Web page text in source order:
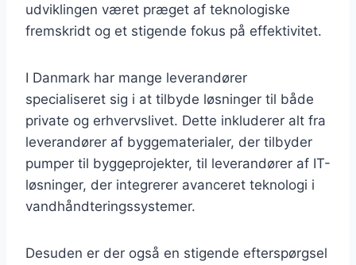
udviklingen været præget af teknologiske
fremskridt og et stigende fokus på effektivitet.
I Danmark har mange leverandører
specialiseret sig i at tilbyde løsninger til både
private og erhvervslivet. Dette inkluderer alt fra
leverandører af byggematerialer, der tilbyder
pumper til byggeprojekter, til leverandører af IT-
løsninger, der integrerer avanceret teknologi i
vandhåndteringssystemer.
Desuden er der også en stigende efterspørgsel